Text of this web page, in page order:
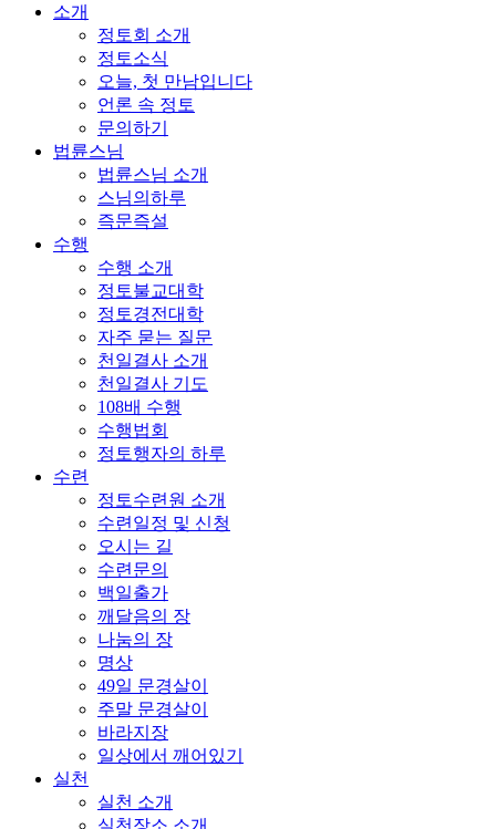
소개
정토회 소개
정토소식
오늘, 첫 만남입니다
언론 속 정토
문의하기
법륜스님
법륜스님 소개
스님의하루
즉문즉설
수행
수행 소개
정토불교대학
정토경전대학
자주 묻는 질문
천일결사 소개
천일결사 기도
108배 수행
수행법회
정토행자의 하루
수련
정토수련원 소개
수련일정 및 신청
오시는 길
수련문의
백일출가
깨달음의 장
나눔의 장
명상
49일 문경살이
주말 문경살이
바라지장
일상에서 깨어있기
실천
실천 소개
실천장소 소개